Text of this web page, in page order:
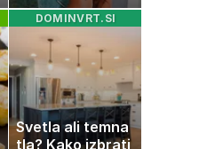
Misica razkrila,
zakaj je še
vedno samska
DOMINVRT.SI
Svetla ali temna
tla? Kako izbrati